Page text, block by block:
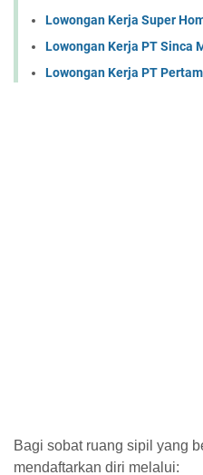
Lowongan Kerja Super
Lowongan Kerja PT Sinca
Lowongan Kerja PT
Bagi sobat ruang sipil yang
mendaftarkan diri melalui: